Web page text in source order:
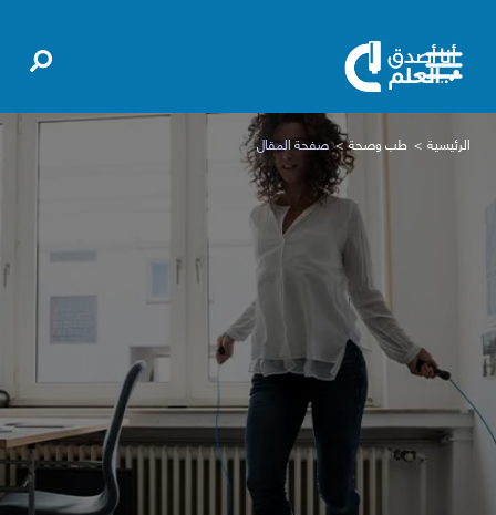
الرئيسية طب وصحة صفحة المقال